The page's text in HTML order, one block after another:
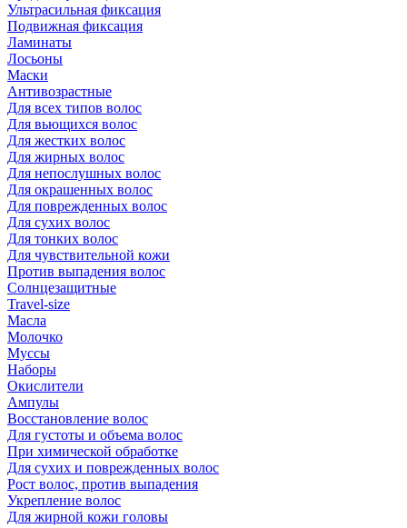
Ультрасильная фиксация
Подвижная фиксация
Ламинаты
Лосьоны
Маски
Антивозрастные
Для всех типов волос
Для вьющихся волос
Для жестких волос
Для жирных волос
Для непослушных волос
Для окрашенных волос
Для поврежденных волос
Для сухих волос
Для тонких волос
Для чувствительной кожи
Против выпадения волос
Солнцезащитные
Travel-size
Масла
Молочко
Муссы
Наборы
Окислители
Ампулы
Восстановление волос
Для густоты и объема волос
При химической обработке
Для сухих и поврежденных волос
Рост волос, против выпадения
Укрепление волос
Для жирной кожи головы